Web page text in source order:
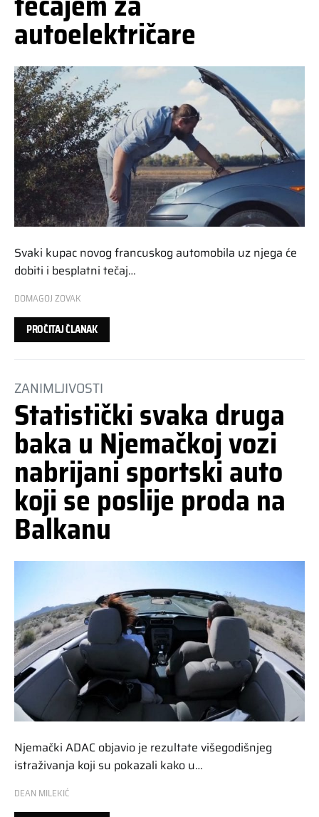
autoelektričare
Svaki kupac novog francuskog automobila uz njega će
dobiti i besplatni tečaj…
DOMAGOJ ZOVAK
PROČITAJ ČLANAK
ZANIMLJIVOSTI
Statistički svaka druga
baka u Njemačkoj vozi
nabrijani sportski auto
koji se poslije proda na
Balkanu
Njemački ADAC objavio je rezultate višegodišnjeg
istraživanja koji su pokazali kako u…
DEAN MILEKIĆ